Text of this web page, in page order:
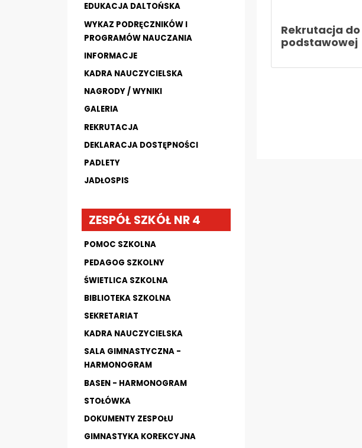
EDUKACJA DALTOŃSKA
WYKAZ PODRĘCZNIKÓW I
PROGRAMÓW NAUCZANIA
INFORMACJE
KADRA NAUCZYCIELSKA
NAGRODY / WYNIKI
GALERIA
REKRUTACJA
DEKLARACJA DOSTĘPNOŚCI
PADLETY
JADŁOSPIS
ZESPÓŁ SZKÓŁ NR 4
POMOC SZKOLNA
PEDAGOG SZKOLNY
ŚWIETLICA SZKOLNA
BIBLIOTEKA SZKOLNA
SEKRETARIAT
KADRA NAUCZYCIELSKA
SALA GIMNASTYCZNA -
HARMONOGRAM
BASEN - HARMONOGRAM
STOŁÓWKA
DOKUMENTY ZESPOŁU
GIMNASTYKA KOREKCYJNA
Rekrutacja do
podstawowej